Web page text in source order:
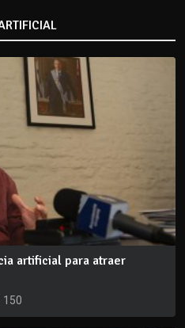
artificial para atraer
150